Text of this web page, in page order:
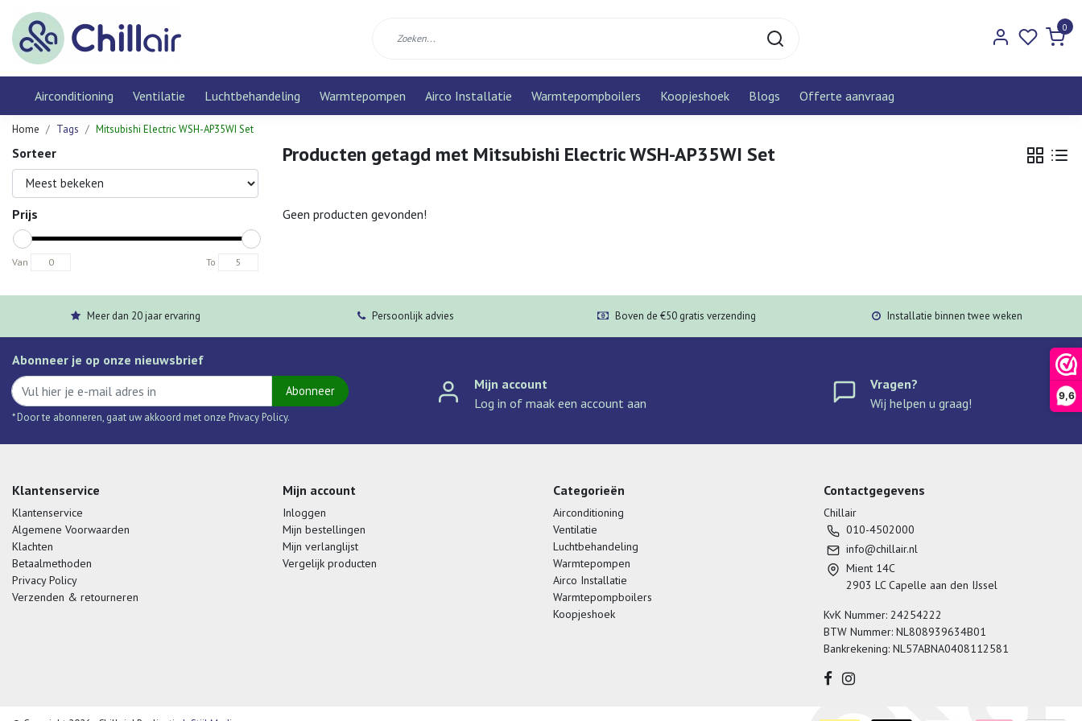
9,6
0
Airconditioning Ventilatie Luchtbehandeling Warmtepompen Airco Installatie Warmtepompboilers Koopjeshoek Blogs Offerte aanvraag
Home Tags Mitsubishi Electric WSH-AP35WI Set
Sorteer
Prijs
Van To
Producten getagd met Mitsubishi Electric WSH-AP35WI Set
Geen producten gevonden!
Meer dan 20 jaar ervaring Persoonlijk advies Boven de €50 gratis verzending Installatie binnen twee weken
Abonneer je op onze nieuwsbrief
Abonneer
* Door te abonneren, gaat uw akkoord met onze Privacy Policy.
Mijn account
Log in of maak een account aan
Vragen?
Wij helpen u graag!
Klantenservice
Klantenservice
Algemene Voorwaarden
Klachten
Betaalmethoden
Privacy Policy
Verzenden & retourneren
Mijn account
Inloggen
Mijn bestellingen
Mijn verlanglijst
Vergelijk producten
Categorieën
Airconditioning
Ventilatie
Luchtbehandeling
Warmtepompen
Airco Installatie
Warmtepompboilers
Koopjeshoek
Contactgegevens
Chillair
010-4502000
info@chillair.nl
Mient 14C
2903 LC Capelle aan den IJssel
KvK Nummer: 24254222
BTW Nummer: NL808939634B01
Bankrekening: NL57ABNA0408112581